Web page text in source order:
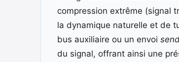
compression extrême (signal
la dynamique naturelle et de
bus auxiliaire ou un envoi
du signal, offrant ainsi une